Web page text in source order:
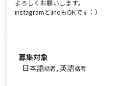
よろしくお願いします。
instagramとlineもOKです：）
募集対象
日本語話者, 英語話者